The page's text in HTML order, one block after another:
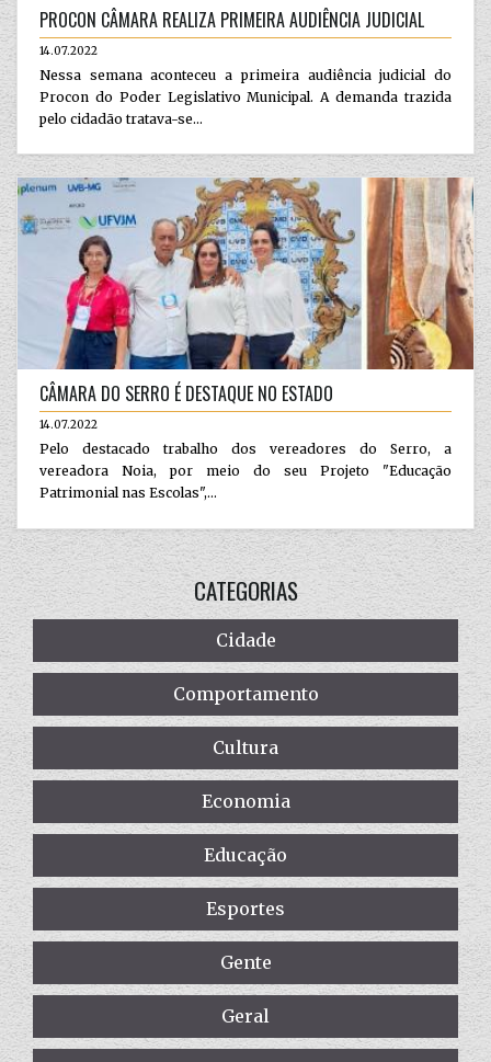
PROCON CÂMARA REALIZA PRIMEIRA AUDIÊNCIA JUDICIAL
14.07.2022
Nessa semana aconteceu a primeira audiência judicial do
Procon do Poder Legislativo Municipal. A demanda trazida
pelo cidadão tratava-se...
CÂMARA DO SERRO É DESTAQUE NO ESTADO
14.07.2022
Pelo destacado trabalho dos vereadores do Serro, a
vereadora Noia, por meio do seu Projeto "Educação
Patrimonial nas Escolas",...
CATEGORIAS
Cidade
Comportamento
Cultura
Economia
Educação
Esportes
Gente
Geral